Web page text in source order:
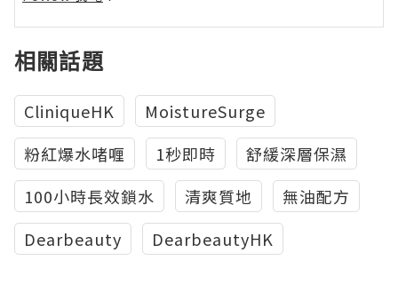
相關話題
CliniqueHK
MoistureSurge
粉紅爆水啫喱
1秒即時
舒緩深層保濕
100小時長效鎖水
清爽質地
無油配方
‎Dearbeauty
DearbeautyHK